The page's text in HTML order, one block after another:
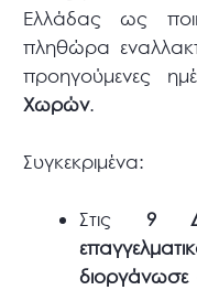
Ελλάδας ως
πληθώρα
προηγούμενες
Χωρών.
Συγκεκριμένα:
Στις 9